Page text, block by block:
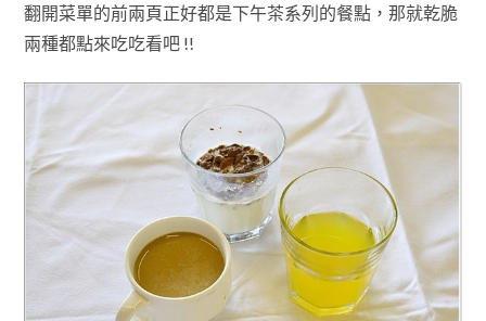
翻開菜單的前兩頁正好都是下午茶系列的餐點，那就乾脆
兩種都點來吃吃看吧 !!